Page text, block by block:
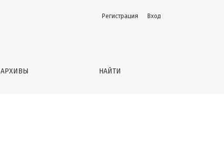
АРХИВЫ НАЙТИ
Регистрация Вход